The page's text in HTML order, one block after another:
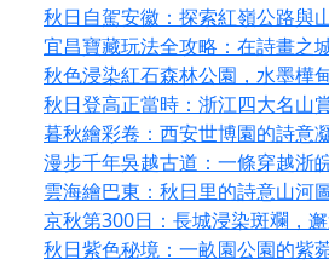
秋日自駕安徽：探索紅嶺公路與
宜昌寶藏玩法全攻略：在詩畫之
秋色浸染紅石森林公園，水墨樺
秋日登高正當時：浙江四大名山
暮秋繪彩卷：西安世博園的詩意
漫步千年吳越古道：一條穿越浙
雲海繪巴東：秋日里的詩意山河
京秋第300日：長城浸染斑斕，
秋日紫色秘境：一畝園公園的紫